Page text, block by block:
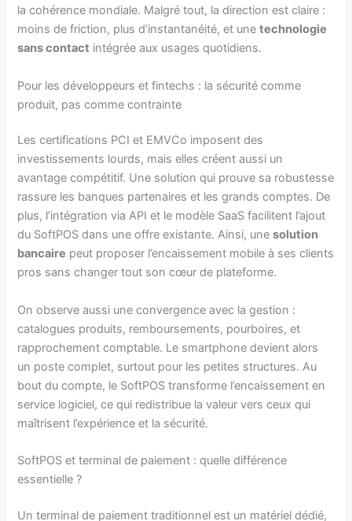
la cohérence mondiale. Malgré tout, la direction est claire :
moins de friction, plus d’instantanéité, et unetechnologie
sans contact intégrée aux usages quotidiens.
Pour les développeurs et fintechs : la sécurité comme
produit, pas comme contrainte
Les certifications PCI et EMVCo imposent des
investissements lourds, mais elles créent aussi un
avantage compétitif. Une solution qui prouve sa robustesse
rassure les banques partenaires et les grands comptes. De
plus, l’intégration via API et le modèle SaaS facilitent l’ajout
du SoftPOS dans une offre existante. Ainsi, unesolution
bancaire peut proposer l’encaissement mobile à ses clients
pros sans changer tout son cœur de plateforme.
On observe aussi une convergence avec la gestion :
catalogues produits, remboursements, pourboires, et
rapprochement comptable. Le smartphone devient alors
un poste complet, surtout pour les petites structures. Au
bout du compte, le SoftPOS transforme l’encaissement en
service logiciel, ce qui redistribue la valeur vers ceux qui
maîtrisent l’expérience et la sécurité.
SoftPOS et terminal de paiement : quelle différence
essentielle ?
Un terminal de paiement traditionnel est un matériel dédié,